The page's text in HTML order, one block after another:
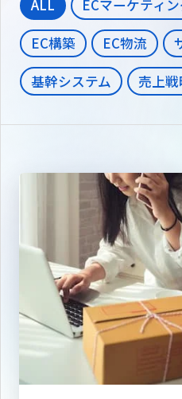
ALL ECマーケティ
EC構築
EC物流
基幹システム
売上